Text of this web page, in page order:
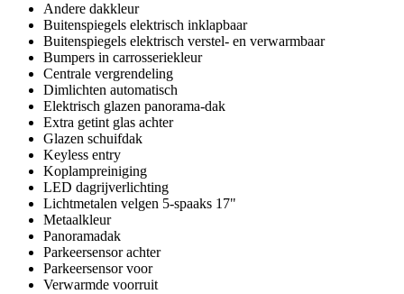
Andere dakkleur
Buitenspiegels elektrisch inklapbaar
Buitenspiegels elektrisch verstel- en verwarmbaar
Bumpers in carrosseriekleur
Centrale vergrendeling
Dimlichten automatisch
Elektrisch glazen panorama-dak
Extra getint glas achter
Glazen schuifdak
Keyless entry
Koplampreiniging
LED dagrijverlichting
Lichtmetalen velgen 5-spaaks 17"
Metaalkleur
Panoramadak
Parkeersensor achter
Parkeersensor voor
Verwarmde voorruit